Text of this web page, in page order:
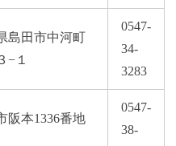
島田市中河町
−１
0547-
34-
3283
阪本1336番地
0547-
38-